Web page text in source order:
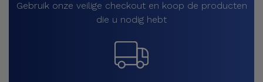
Gebruik onze veilige checkout en koop de producten
die u nodig hebt